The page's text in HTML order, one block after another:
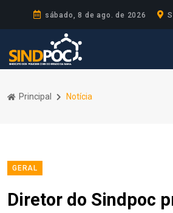
sábado, 8 de ago. de 2026
Principal Notícia
GERAL
Diretor do Sindpoc